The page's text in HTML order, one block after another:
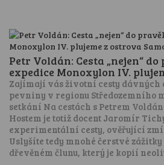
Petr Voldán: Cesta „nejen“
expedice Monoxylon IV.
Zajímají vás životní cesty dávných
pevniny v regionu Středozemního
setkání Na cestách s Petrem
Hostem je totiž docent Jaromír
experimentální cesty, ověřující
Uslyšíte tedy mnohé čerstvé
dřevěném člunu, který je kopií